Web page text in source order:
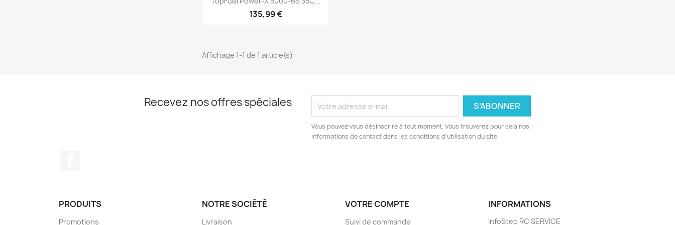
135,99 €
Affichage 1-1 de 1 article(s)
Recevez nos offres spéciales
Vous pouvez vous désinscrire à tout moment. Vous trouverez pour cela nos
informations de contact dans les conditions d'utilisation du site.
PRODUITS
Promotions
NOTRE SOCIÉTÉ
Livraison
VOTRE COMPTE
Suivi de commande
INFORMATIONS
InfoStep RC SERVICE